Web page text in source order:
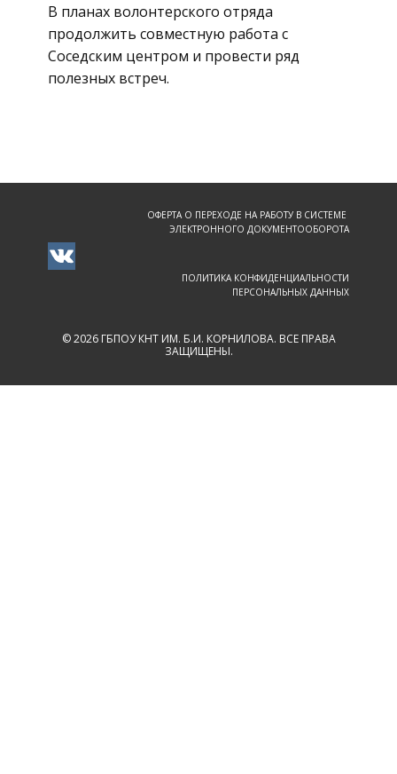
В планах волонтерского отряда
продолжить совместную работа с
Соседским центром и провести ряд
полезных встреч.
ОФЕРТА О ПЕРЕХОДЕ НА РАБОТУ В СИСТЕМЕ
ЭЛЕКТРОННОГО ДОКУМЕНТООБОРОТА
ПОЛИТИКА КОНФИДЕНЦИАЛЬНОСТИ
ПЕРСОНАЛЬНЫХ ДАННЫХ
© 2026 ГБПОУ КНТ ИМ. Б.И. КОРНИЛОВА. ВСЕ ПРАВА
ЗАЩИЩЕНЫ.